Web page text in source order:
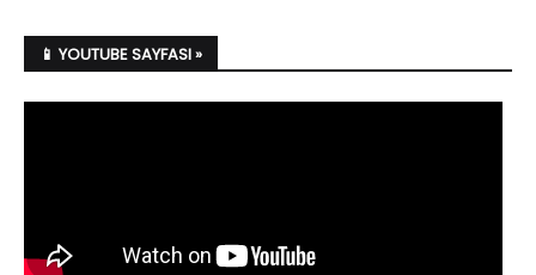
📱 YOUTUBE SAYFASI »